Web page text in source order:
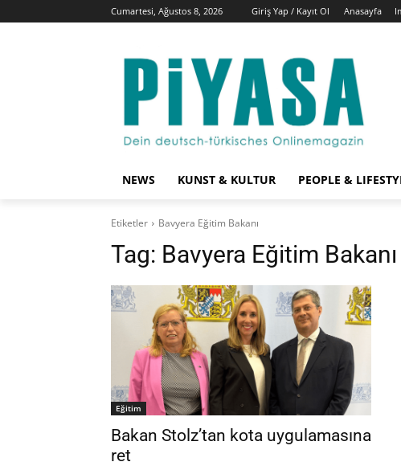
Cumartesi, Ağustos 8, 2026 Giriş Yap / Kayıt Ol Anasayfa
NEWS KUNST & KULTUR PEOPLE &
Etiketler Bavyera Eğitim Bakanı
Tag: Bavyera Eğitim Bakanı
Eğitim
Bakan Stolz’tan kota uygulamasına
ret